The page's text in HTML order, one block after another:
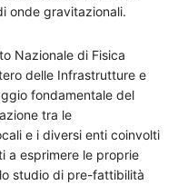
onde gravitazionali.
Nazionale di Fisica
delle Infrastrutture e
fondamentale del
tra le
e i diversi enti coinvolti
a esprimere le proprie
studio di pre-fattibilità